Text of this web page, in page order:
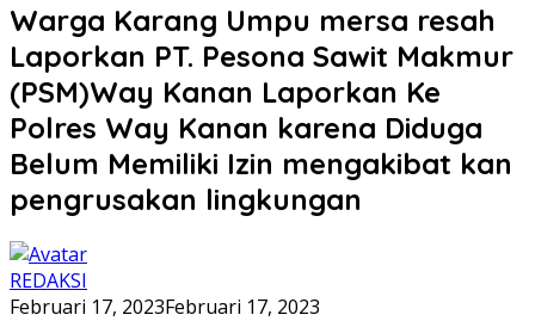
Warga Karang Umpu mersa resah
Laporkan PT. Pesona Sawit Makmur
(PSM)Way Kanan Laporkan Ke
Polres Way Kanan karena Diduga
Belum Memiliki Izin mengakibat kan
pengrusakan lingkungan
REDAKSI
Februari 17, 2023Februari 17, 2023